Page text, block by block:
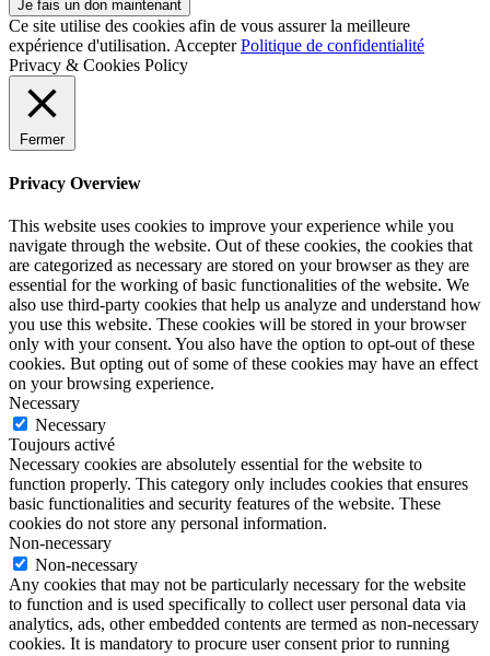
Ce site utilise des cookies afin de vous assurer la meilleure
expérience d'utilisation. Accepter Politique de confidentialité
Privacy & Cookies Policy
Fermer
Privacy Overview
This website uses cookies to improve your experience while you
navigate through the website. Out of these cookies, the cookies that
are categorized as necessary are stored on your browser as they are
essential for the working of basic functionalities of the website. We
also use third-party cookies that help us analyze and understand how
you use this website. These cookies will be stored in your browser
only with your consent. You also have the option to opt-out of these
cookies. But opting out of some of these cookies may have an effect
on your browsing experience.
Necessary
Necessary
Toujours activé
Necessary cookies are absolutely essential for the website to
function properly. This category only includes cookies that ensures
basic functionalities and security features of the website. These
cookies do not store any personal information.
Non-necessary
Non-necessary
Any cookies that may not be particularly necessary for the website
to function and is used specifically to collect user personal data via
analytics, ads, other embedded contents are termed as non-necessary
cookies. It is mandatory to procure user consent prior to running